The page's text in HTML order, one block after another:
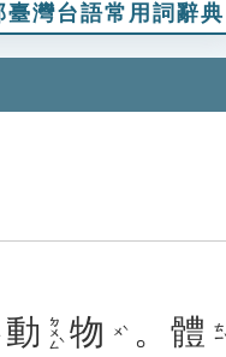
臺灣台語常用詞辭典
動 ㄉㄨㄥˋ 物 ㄨˋ 。 體 ㄊㄧˇ